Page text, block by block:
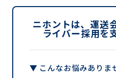
ニホントは、運送
ライバー採用を
▼ こんなお悩みありま